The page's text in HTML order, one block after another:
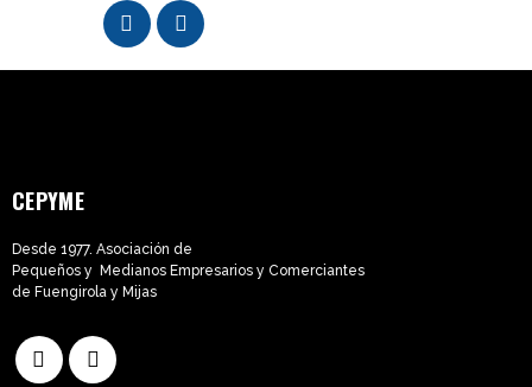
CEPYME
Desde 1977. Asociación de
Pequeños y Medianos Empresarios y Comerciantes
de Fuengirola y Mijas